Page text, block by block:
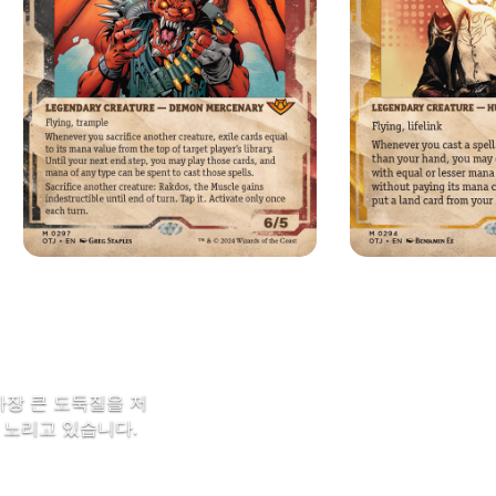
큰 도둑질을 저
리고 있습니다.